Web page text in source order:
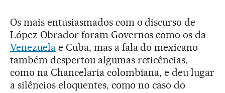
Os mais entusiasmados com o discurso de
López Obrador foram Governos como os da
Venezuelae Cuba, mas a fala do mexicano
também despertou algumas reticências,
como na Chancelaria colombiana, e deu lugar
a silêncios eloquentes, como no caso do